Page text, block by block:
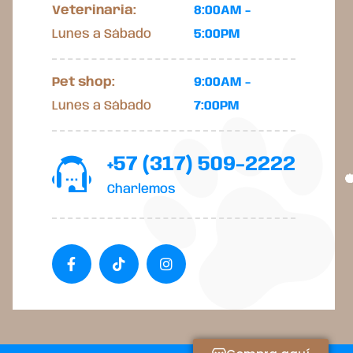
Veterinaria:
Lunes a Sábado
8:00AM -
5:00PM
Pet shop:
Lunes a Sábado
9:00AM -
7:00PM
+57 (317) 509-2222
Charlemos